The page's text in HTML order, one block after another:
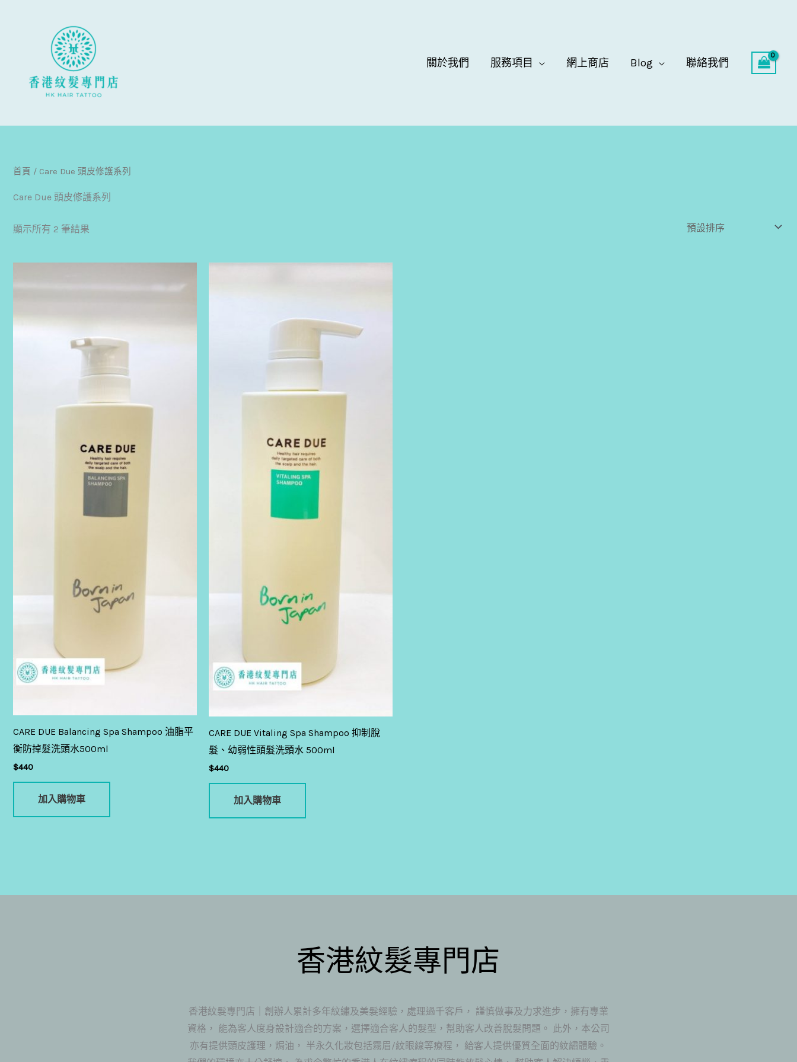
關於我們 服務項目 網上商店 Blog 聯絡我們
首頁 / Care Due 頭皮修護系列
Care Due 頭皮修護系列
顯示所有 2 筆結果
CARE DUE Balancing Spa Shampoo 油脂平
衡防掉髮洗頭水500ml
$440
加入購物車
CARE DUE Vitaling Spa Shampoo 抑制脫
髮、幼弱性頭髮洗頭水 500ml
$440
加入購物車
香港紋髮專門店
香港紋髮專門店｜創辦人累計多年紋繡及美髮經驗，處理過千客戶， 謹慎做事及力求進步，擁有專業
資格， 能為客人度身設計適合的方案，選擇適合客人的髮型，幫助客人改善脫髮問題。 此外，本公司
亦有提供頭皮護理，焗油， 半永久化妝包括霧眉/紋眼線等療程， 給客人提供優質全面的紋繡體驗。